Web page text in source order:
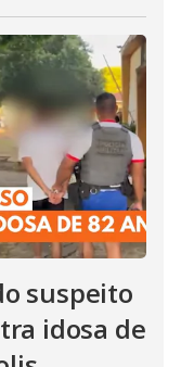
suspeito
idosa de